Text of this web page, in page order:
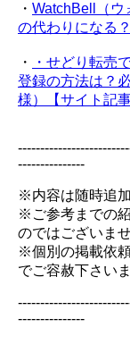
・ WatchBell（ウ
の代わりになる
・
・せどり転売
登録の方法は？
様）【サイト記事
---------------
※内容は随時追
※ご参考までの
のではございませ
※個別の掲載依
でご容赦下さいま
---------------